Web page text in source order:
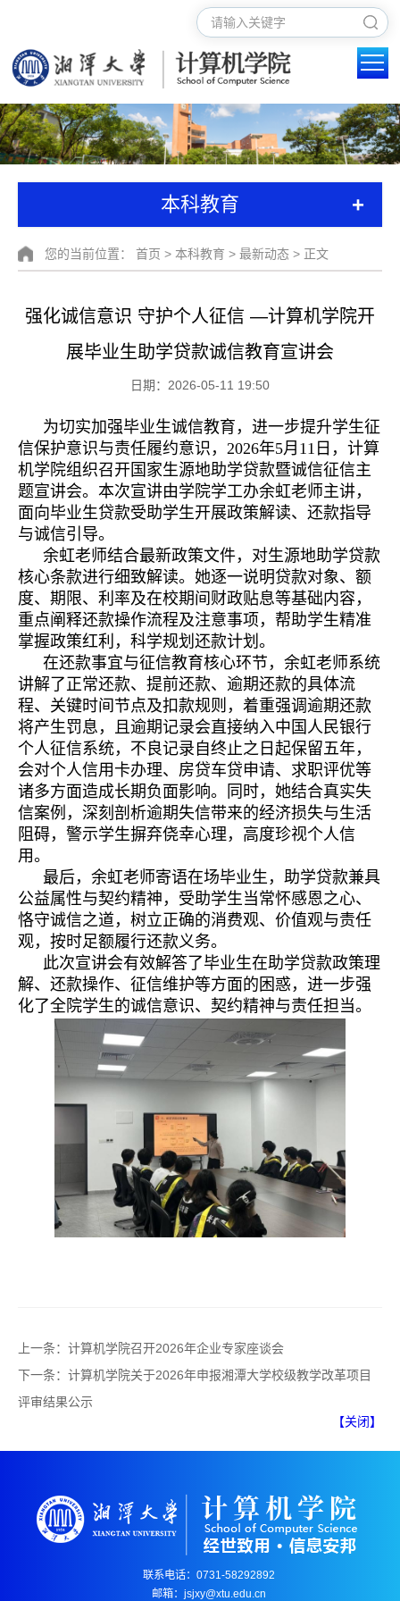
本科教育 +
您的当前位置： 首页 > 本科教育 > 最新动态 > 正文
强化诚信意识 守护个人征信 —计算机学院开
展毕业生助学贷款诚信教育宣讲会
日期：2026-05-11 19:50
为切实加强毕业生诚信教育，进一步提升学生征
信保护意识与责任履约意识，2026年5月11日，计算
机学院组织召开国家生源地助学贷款暨诚信征信主
题宣讲会。本次宣讲由学院学工办余虹老师主讲，
面向毕业生贷款受助学生开展政策解读、还款指导
与诚信引导。
余虹老师结合最新政策文件，对生源地助学贷款
核心条款进行细致解读。她逐一说明贷款对象、额
度、期限、利率及在校期间财政贴息等基础内容，
重点阐释还款操作流程及注意事项，帮助学生精准
掌握政策红利，科学规划还款计划。
在还款事宜与征信教育核心环节，余虹老师系统
讲解了正常还款、提前还款、逾期还款的具体流
程、关键时间节点及扣款规则，着重强调逾期还款
将产生罚息，且逾期记录会直接纳入中国人民银行
个人征信系统，不良记录自终止之日起保留五年，
会对个人信用卡办理、房贷车贷申请、求职评优等
诸多方面造成长期负面影响。同时，她结合真实失
信案例，深刻剖析逾期失信带来的经济损失与生活
阻碍，警示学生摒弃侥幸心理，高度珍视个人信
用。
最后，余虹老师寄语在场毕业生，助学贷款兼具
公益属性与契约精神，受助学生当常怀感恩之心、
恪守诚信之道，树立正确的消费观、价值观与责任
观，按时足额履行还款义务。
此次宣讲会有效解答了毕业生在助学贷款政策理
解、还款操作、征信维护等方面的困惑，进一步强
化了全院学生的诚信意识、契约精神与责任担当。
上一条： 计算机学院召开2026年企业专家座谈会
下一条： 计算机学院关于2026年申报湘潭大学校级教学改革项目
评审结果公示
【关闭】
联系电话：0731-58292892
邮箱：jsjxy@xtu.edu.cn